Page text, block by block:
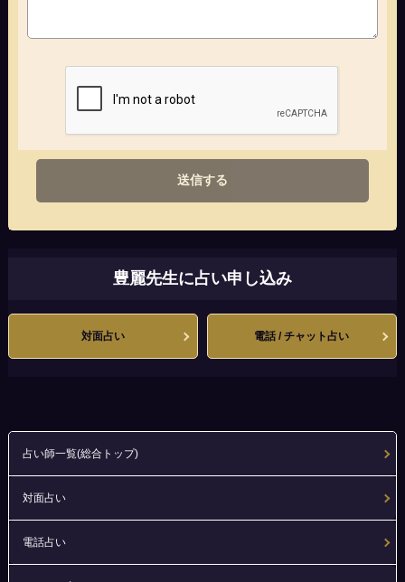
送信する
豊麗先生に占い申し込み
対面占い 電話 / チャット占い
占い師一覧(総合トップ)
対面占い
電話占い